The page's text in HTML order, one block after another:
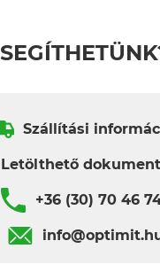
Szállítási
Letölthető
+36 (30) 70 46